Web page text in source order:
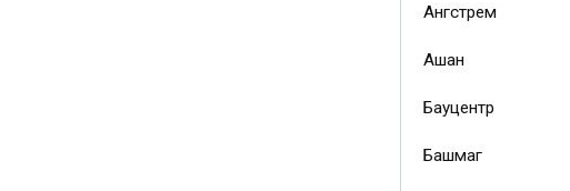
Ангстрем
Ашан
Бауцентр
Башмаг